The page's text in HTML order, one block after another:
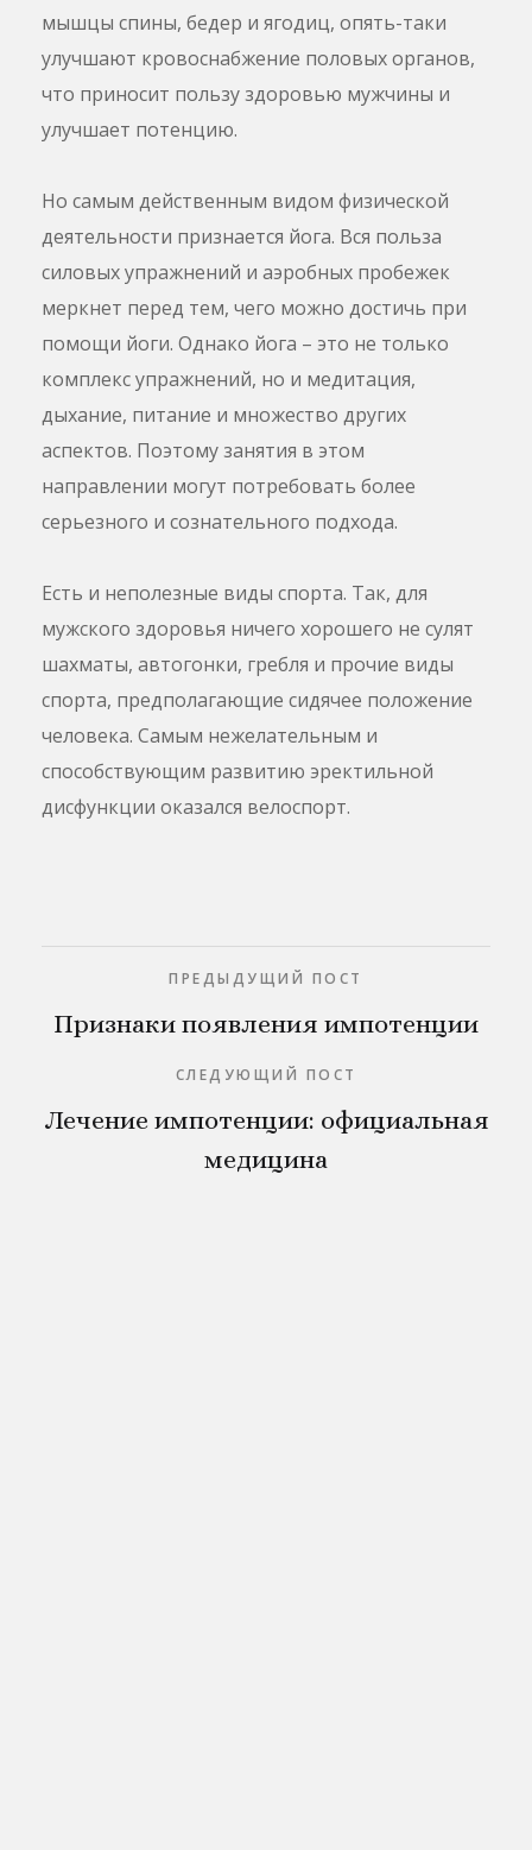
мышцы спины, бедер и ягодиц, опять-таки
улучшают кровоснабжение половых органов,
что приносит пользу здоровью мужчины и
улучшает потенцию.
Но самым действенным видом физической
деятельности признается йога. Вся польза
силовых упражнений и аэробных пробежек
меркнет перед тем, чего можно достичь при
помощи йоги. Однако йога – это не только
комплекс упражнений, но и медитация,
дыхание, питание и множество других
аспектов. Поэтому занятия в этом
направлении могут потребовать более
серьезного и сознательного подхода.
Есть и неполезные виды спорта. Так, для
мужского здоровья ничего хорошего не сулят
шахматы, автогонки, гребля и прочие виды
спорта, предполагающие сидячее положение
человека. Самым нежелательным и
способствующим развитию эректильной
дисфункции оказался велоспорт.
ПРЕДЫДУЩИЙ ПОСТ
Признаки появления импотенции
СЛЕДУЮЩИЙ ПОСТ
Лечение импотенции: официальная
медицина